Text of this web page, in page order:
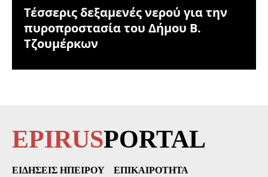
Τέσσερις δεξαμενές νερού για την
πυροπροστασία του Δήμου Β.
Τζουμέρκων
EPIRUSPORTAL
ΕΙΔΉΣΕΙΣ ΗΠΕΊΡΟΥ
ΕΠΙΚΑΙΡΌΤΗΤΑ